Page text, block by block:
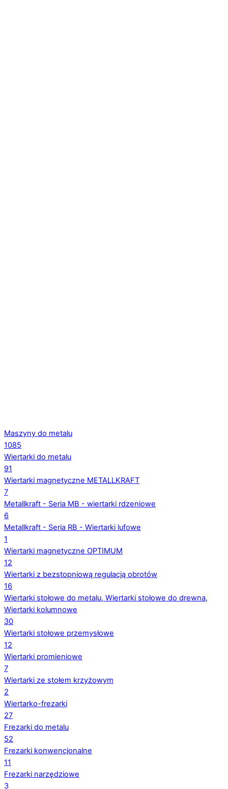
Maszyny do metalu
1085
Wiertarki do metalu
91
Wiertarki magnetyczne METALLKRAFT
7
Metallkraft - Seria MB - wiertarki rdzeniowe
6
Metallkraft - Seria RB - Wiertarki lufowe
1
Wiertarki magnetyczne OPTIMUM
12
Wiertarki z bezstopniową regulacją obrotów
16
Wiertarki stołowe do metalu, Wiertarki stołowe do drewna,
Wiertarki kolumnowe
30
Wiertarki stołowe przemysłowe
12
Wiertarki promieniowe
7
Wiertarki ze stołem krzyżowym
2
Wiertarko-frezarki
27
Frezarki do metalu
52
Frezarki konwencjonalne
11
Frezarki narzędziowe
3